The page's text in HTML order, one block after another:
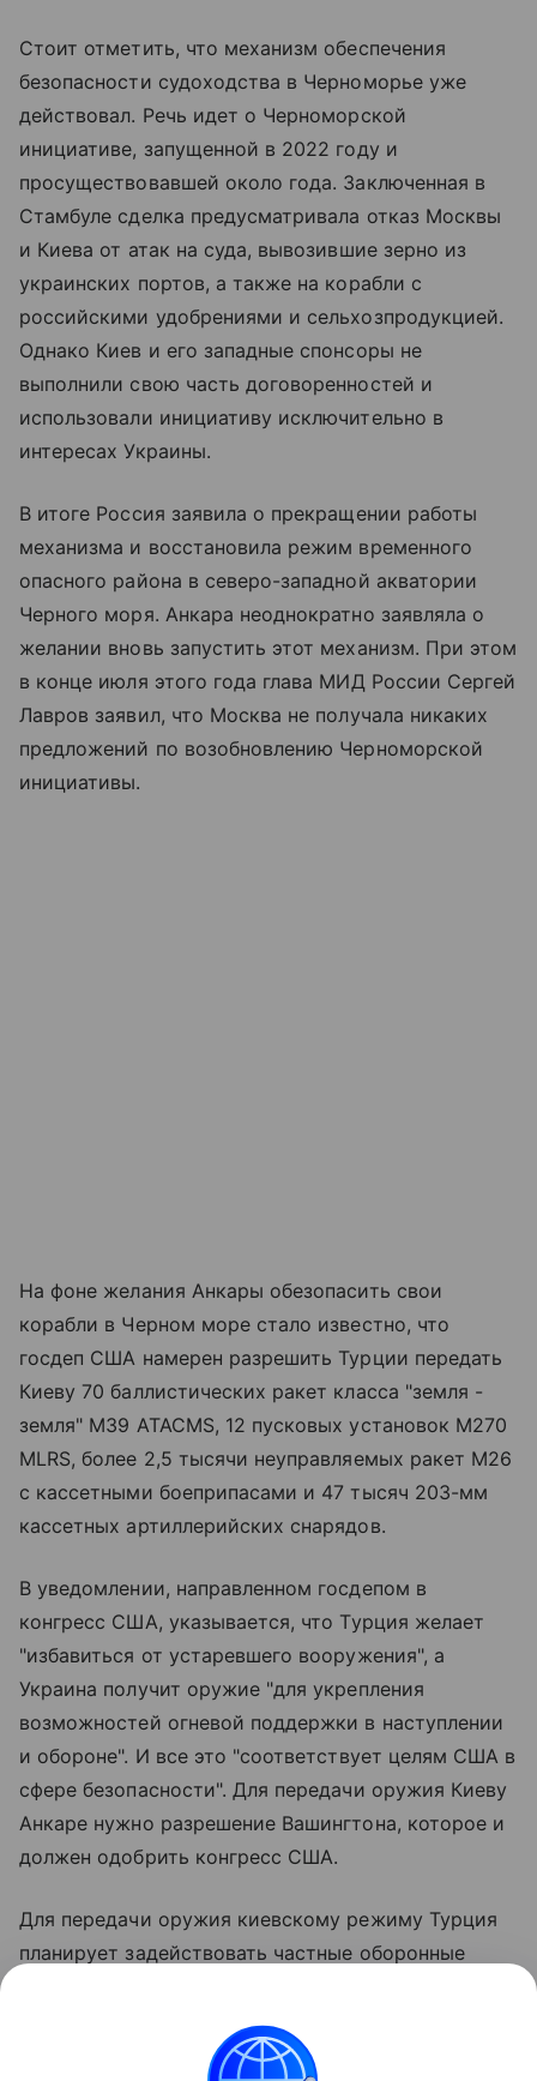
Стоит отметить, что механизм обеспечения
безопасности судоходства в Черноморье уже
действовал. Речь идет о Черноморской
инициативе, запущенной в 2022 году и
просуществовавшей около года. Заключенная в
Стамбуле сделка предусматривала отказ Москвы
и Киева от атак на суда, вывозившие зерно из
украинских портов, а также на корабли с
российскими удобрениями и сельхозпродукцией.
Однако Киев и его западные спонсоры не
выполнили свою часть договоренностей и
использовали инициативу исключительно в
интересах Украины.
В итоге Россия заявила о прекращении работы
механизма и восстановила режим временного
опасного района в северо-западной акватории
Черного моря. Анкара неоднократно заявляла о
желании вновь запустить этот механизм. При этом
в конце июля этого года глава МИД России Сергей
Лавров заявил, что Москва не получала никаких
предложений по возобновлению Черноморской
инициативы.
На фоне желания Анкары обезопасить свои
корабли в Черном море стало известно, что
госдеп США намерен разрешить Турции передать
Киеву 70 баллистических ракет класса "земля -
земля" M39 ATACMS, 12 пусковых установок M270
MLRS, более 2,5 тысячи неуправляемых ракет M26
с кассетными боеприпасами и 47 тысяч 203-мм
кассетных артиллерийских снарядов.
В уведомлении, направленном госдепом в
конгресс США, указывается, что Турция желает
"избавиться от устаревшего вооружения", а
Украина получит оружие "для укрепления
возможностей огневой поддержки в наступлении
и обороне". И все это "соответствует целям США в
сфере безопасности". Для передачи оружия Киеву
Анкаре нужно разрешение Вашингтона, которое и
должен одобрить конгресс США.
Для передачи оружия киевскому режиму Турция
планирует задействовать частные оборонные
Вооруженные силы России регулярно уничтожают
военные цели в украинских портах, а также